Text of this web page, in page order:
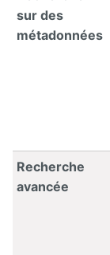
sur des
métadonnées
Recherche
avancée